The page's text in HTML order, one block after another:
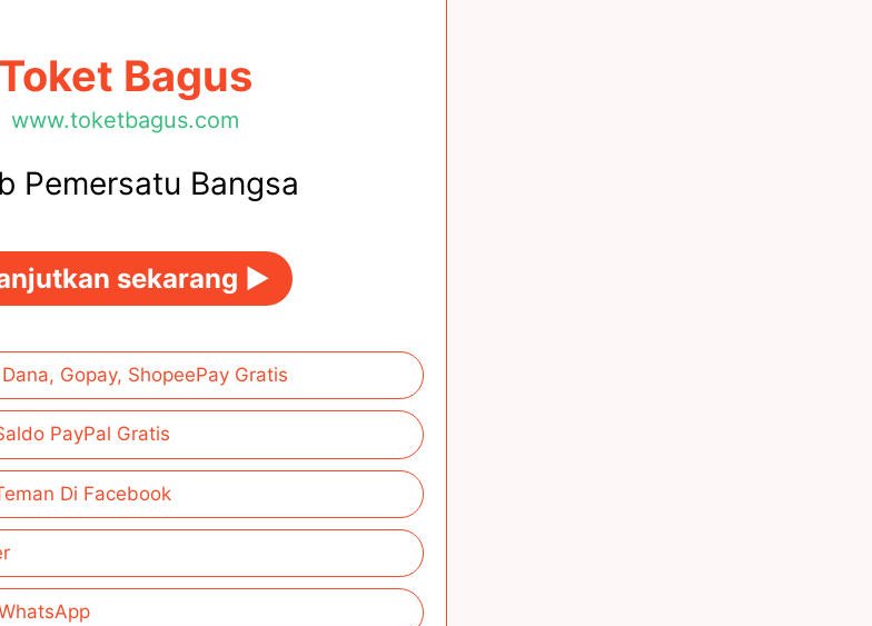
Toket Bagus
www.toketbagus.com
Pemersatu Bangsa
sekarang ►
Gopay, ShopeePay Gratis
PayPal Gratis
Di Facebook